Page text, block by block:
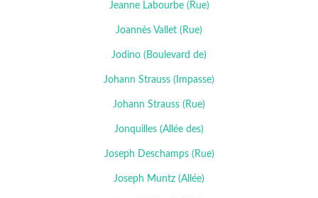
Jeanne Labourbe (Rue)
Joannès Vallet (Rue)
Jodino (Boulevard de)
Johann Strauss (Impasse)
Johann Strauss (Rue)
Jonquilles (Allée des)
Joseph Deschamps (Rue)
Joseph Muntz (Allée)